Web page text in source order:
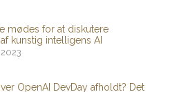
mødes for at diskutere
kunstig intelligens AI
OpenAI DevDay afholdt? Det